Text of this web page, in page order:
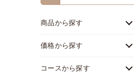
商品から探す
価格から探す
コースから探す